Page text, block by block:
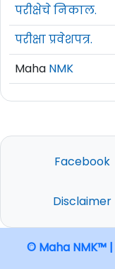
परीक्षेचे निकाल.
परीक्षा प्रवेशपत्र.
Maha NMK
Facebook
Disclaimer
© Maha NMK™